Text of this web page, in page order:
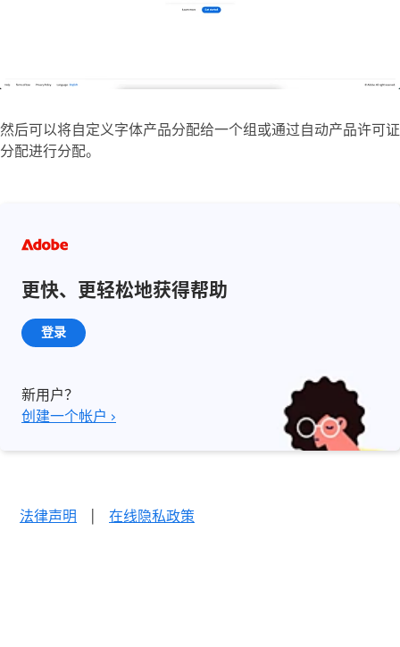
然后可以将自定义字体产品分配给一个组或通过自动产品许可证
分配进行分配。
更快、更轻松地获得帮助
登录
新用户？
创建一个帐户 ›
法律声明 | 在线隐私政策